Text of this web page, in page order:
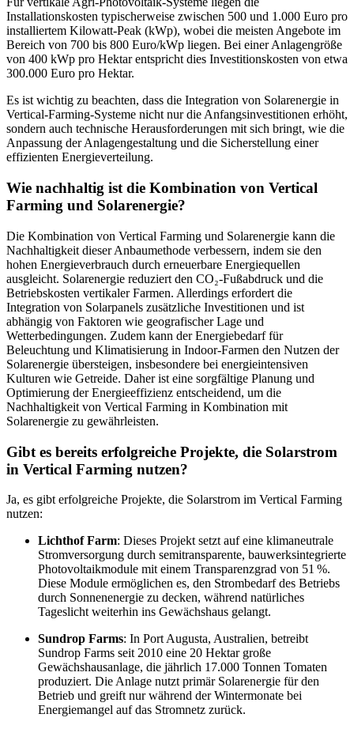
Installationskosten typischerweise zwischen 500 und 1.000 Euro pro
installiertem Kilowatt-Peak (kWp), wobei die meisten Angebote im
Bereich von 700 bis 800 Euro/kWp liegen. Bei einer Anlagengröße
von 400 kWp pro Hektar entspricht dies Investitionskosten von etwa
300.000 Euro pro Hektar.
Es ist wichtig zu beachten, dass die Integration von Solarenergie in
Vertical-Farming-Systeme nicht nur die Anfangsinvestitionen erhöht,
sondern auch technische Herausforderungen mit sich bringt, wie die
Anpassung der Anlagengestaltung und die Sicherstellung einer
effizienten Energieverteilung.
Wie nachhaltig ist die Kombination von Vertical
Farming und Solarenergie?
Die Kombination von Vertical Farming und Solarenergie kann die
Nachhaltigkeit dieser Anbaumethode verbessern, indem sie den
hohen Energieverbrauch durch erneuerbare Energiequellen
ausgleicht. Solarenergie reduziert den CO₂-Fußabdruck und die
Betriebskosten vertikaler Farmen. Allerdings erfordert die
Integration von Solarpanels zusätzliche Investitionen und ist
abhängig von Faktoren wie geografischer Lage und
Wetterbedingungen. Zudem kann der Energiebedarf für
Beleuchtung und Klimatisierung in Indoor-Farmen den Nutzen der
Solarenergie übersteigen, insbesondere bei energieintensiven
Kulturen wie Getreide. Daher ist eine sorgfältige Planung und
Optimierung der Energieeffizienz entscheidend, um die
Nachhaltigkeit von Vertical Farming in Kombination mit
Solarenergie zu gewährleisten.
Gibt es bereits erfolgreiche Projekte, die Solarstrom
in Vertical Farming nutzen?
Ja, es gibt erfolgreiche Projekte, die Solarstrom im Vertical Farming
nutzen:
Lichthof Farm: Dieses Projekt setzt auf eine klimaneutrale
Stromversorgung durch semitransparente, bauwerksintegrierte
Photovoltaikmodule mit einem Transparenzgrad von 51 %.
Diese Module ermöglichen es, den Strombedarf des Betriebs
durch Sonnenenergie zu decken, während natürliches
Tageslicht weiterhin ins Gewächshaus gelangt.
Sundrop Farms: In Port Augusta, Australien, betreibt
Sundrop Farms seit 2010 eine 20 Hektar große
Gewächshausanlage, die jährlich 17.000 Tonnen Tomaten
produziert. Die Anlage nutzt primär Solarenergie für den
Betrieb und greift nur während der Wintermonate bei
Energiemangel auf das Stromnetz zurück.